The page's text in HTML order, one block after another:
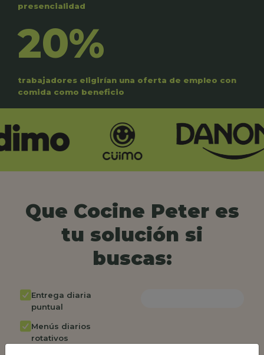
presencialidad
20%
trabajadores eligirían una oferta de empleo con
comida como beneficio
Que Cocine Peter es
tu solución si
buscas:
Entrega diaria
puntual
Menús diarios
rotativos